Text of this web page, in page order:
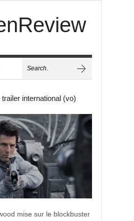
international (vo)
mise sur le blockbuster